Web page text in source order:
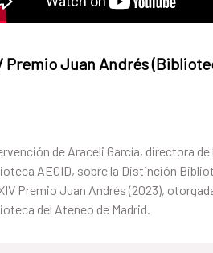
Premio Juan Andrés
de Araceli García, directora de
AECID, sobre la Distinción
Premio Juan Andrés (2023),
del Ateneo de Madrid.